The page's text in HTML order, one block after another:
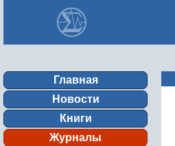
Главная
Новости
Книги
Журналы